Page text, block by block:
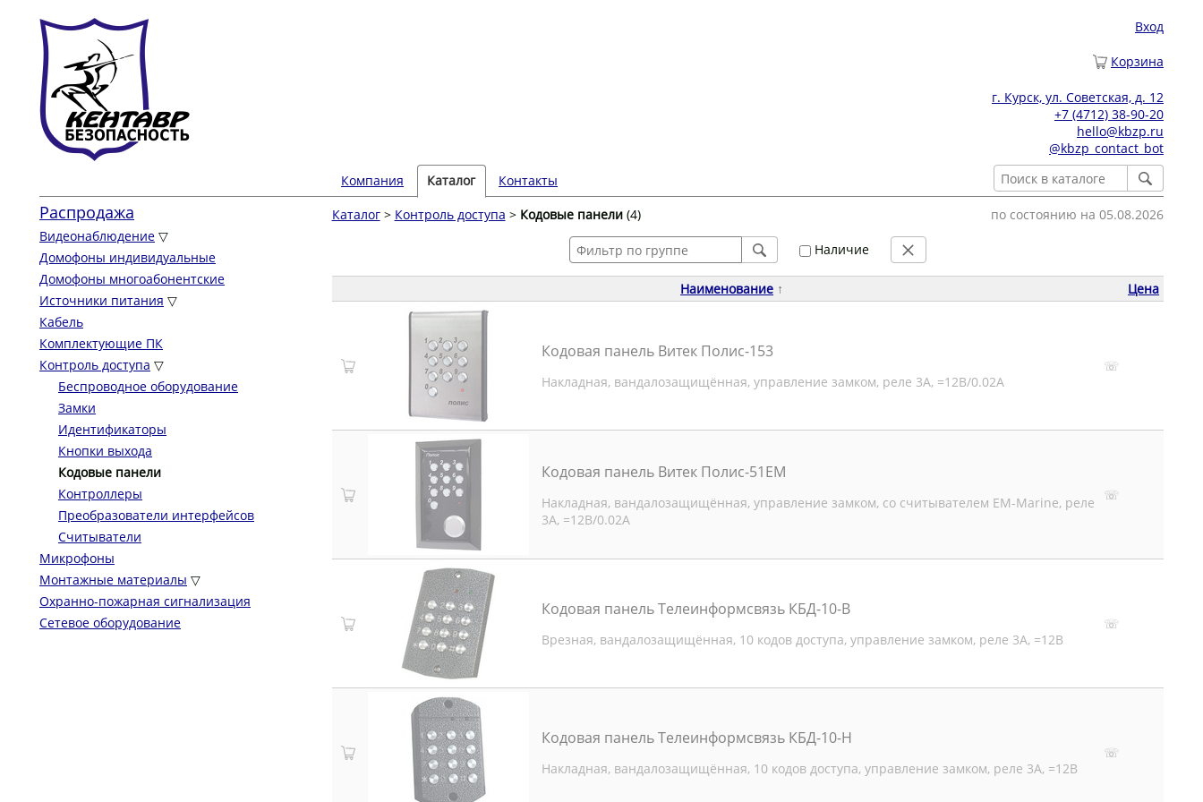
Вход
Корзина
г. Курск, ул. Советская, д. 12
+7 (4712) 38-90-20
hello@kbzp.ru
@kbzp_contact_bot
Компания
Каталог Контакты
Распродажа
Видеонаблюдение ▽
Домофоны индивидуальные
Домофоны многоабонентские
Источники питания ▽
Кабель
Комплектующие ПК
Контроль доступа ▽
Беспроводное оборудование
Замки
Идентификаторы
Кнопки выхода
Кодовые панели
Контроллеры
Преобразователи интерфейсов
Считыватели
Микрофоны
Монтажные материалы ▽
Охранно-пожарная сигнализация
Сетевое оборудование
по состоянию на 05.08.2026
Каталог> Контроль доступа > Кодовые панели(4)
Наличие
Наименование ↑ Цена
Кодовая панель Витек Полис-153
Накладная, вандалозащищённая, управление замком, реле 3А, =12В/0.02А
☏
Кодовая панель Витек Полис-51EM
Накладная, вандалозащищённая, управление замком, со считывателем EM-Marine, реле
3А, =12В/0.02А
☏
Кодовая панель Телеинформсвязь КБД-10-В
Врезная, вандалозащищённая, 10 кодов доступа, управление замком, реле 3А, =12В
☏
Кодовая панель Телеинформсвязь КБД-10-Н
Накладная, вандалозащищённая, 10 кодов доступа, управление замком, реле 3А, =12В
☏